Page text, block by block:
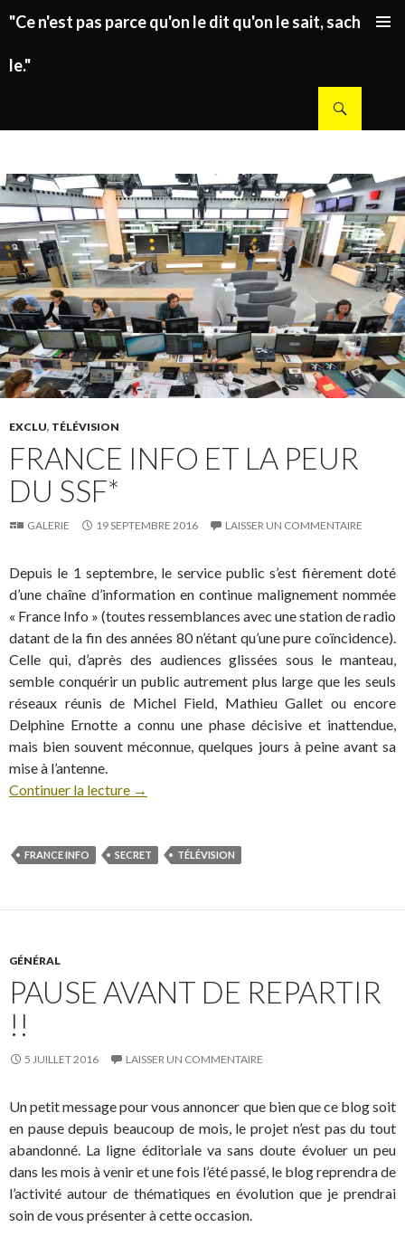
"Ce n'est pas parce qu'on le dit qu'on le sait, sachez
le."
EXCLU, TÉLÉVISION
FRANCE INFO ET LA PEUR
DU SSF*
GALERIE 19 SEPTEMBRE 2016 LAISSER UN COMMENTAIRE
Depuis le 1 septembre, le service public s’est fièrement doté
d’une chaîne d’information en continue malignement nommée
« France Info » (toutes ressemblances avec une station de radio
datant de la fin des années 80 n’étant qu’une pure coïncidence).
Celle qui, d’après des audiences glissées sous le manteau,
semble conquérir un public autrement plus large que les seuls
réseaux réunis de Michel Field, Mathieu Gallet ou encore
Delphine Ernotte a connu une phase décisive et inattendue,
mais bien souvent méconnue, quelques jours à peine avant sa
mise à l’antenne.
Continuer la lecture →
FRANCE INFO SECRET TÉLÉVISION
GÉNÉRAL
PAUSE AVANT DE REPARTIR
!!
5 JUILLET 2016 LAISSER UN COMMENTAIRE
Un petit message pour vous annoncer que bien que ce blog soit
en pause depuis beaucoup de mois, le projet n’est pas du tout
abandonné. La ligne éditoriale va sans doute évoluer un peu
dans les mois à venir et une fois l’été passé, le blog reprendra de
l’activité autour de thématiques en évolution que je prendrai
soin de vous présenter à cette occasion.